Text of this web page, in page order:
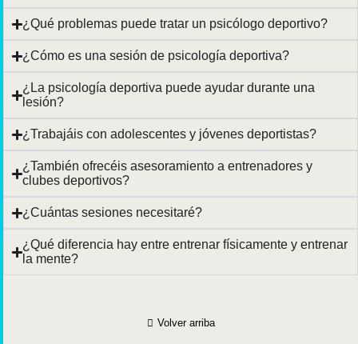
¿Qué problemas puede tratar un psicólogo deportivo?
¿Cómo es una sesión de psicología deportiva?
¿La psicología deportiva puede ayudar durante una
lesión?
¿Trabajáis con adolescentes y jóvenes deportistas?
¿También ofrecéis asesoramiento a entrenadores y
clubes deportivos?
¿Cuántas sesiones necesitaré?
¿Qué diferencia hay entre entrenar físicamente y entrenar
la mente?
Volver arriba